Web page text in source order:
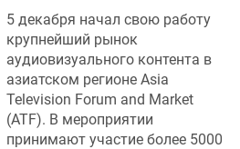
5 декабря начал свою работу
крупнейший рынок
аудиовизуального контента в
азиатском регионе Asia
Television Forum and Market
(ATF). В мероприятии
принимают участие более 5000